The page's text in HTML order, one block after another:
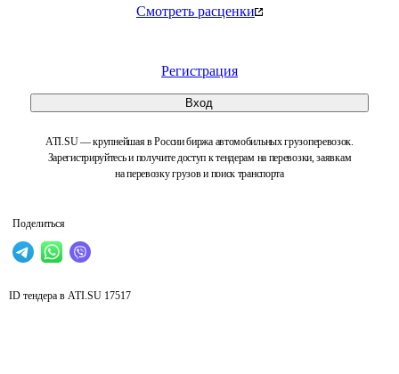
Смотреть расценки
Регистрация
Вход
ATI.SU — крупнейшая в России биржа автомобильных грузоперевозок.
Зарегистрируйтесь и получите доступ к тендерам на перевозки, заявкам
на перевозку грузов и поиск транспорта
Поделиться
ID тендера в ATI.SU 17517